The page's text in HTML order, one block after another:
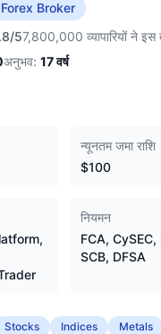
Broker
/57,800,000 व्यापारियों ने इस
अनुभव: 17वर्ष
न्यूनतम जमा राशि
$100
नियमन
FCA, CySEC,
SCB, DFSA
Stocks Indices Metals